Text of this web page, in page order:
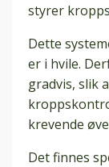
styrer
Dette
er i hvile.
gradvis, slik
krevende
Det finnes